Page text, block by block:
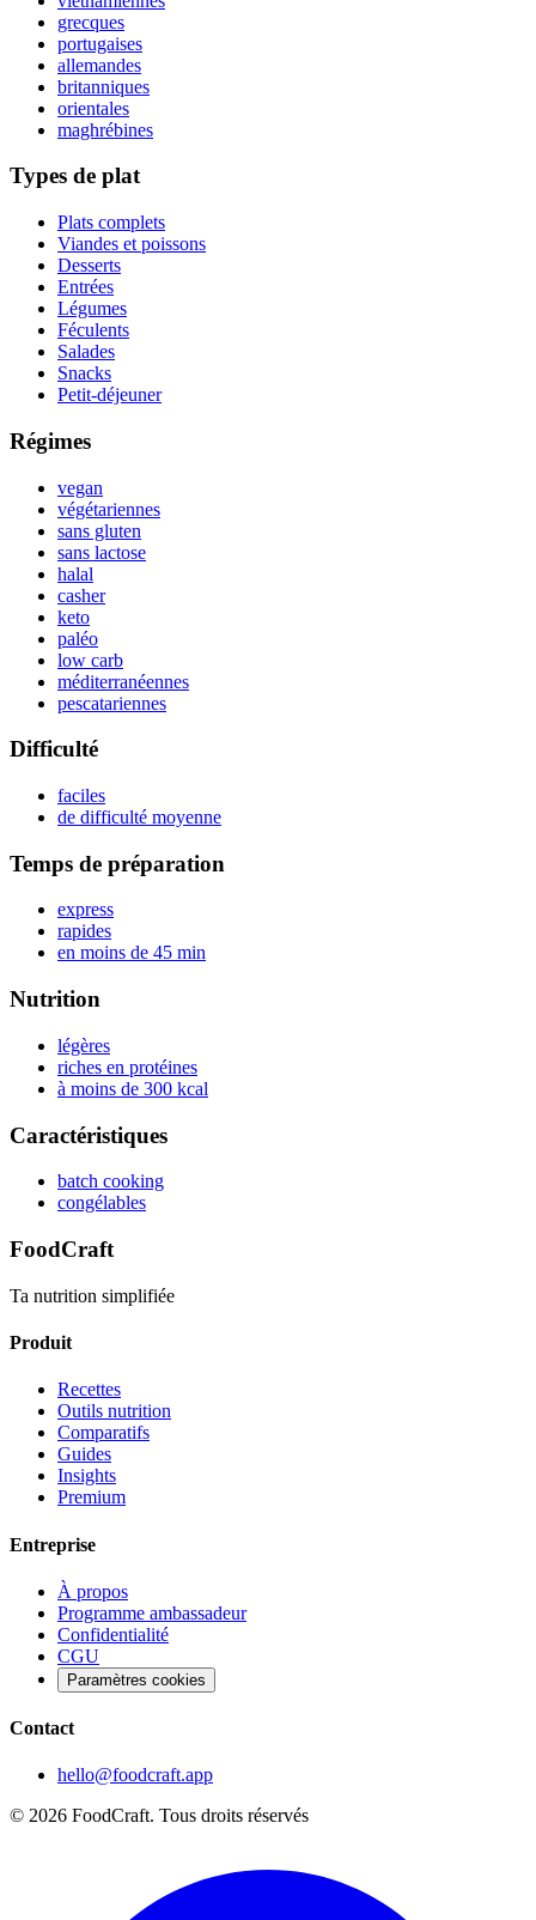
grecques
portugaises
allemandes
britanniques
orientales
maghrébines
Types de plat
Plats complets
Viandes et poissons
Desserts
Entrées
Légumes
Féculents
Salades
Snacks
Petit-déjeuner
Régimes
vegan
végétariennes
sans gluten
sans lactose
halal
casher
keto
paléo
low carb
méditerranéennes
pescatariennes
Difficulté
faciles
de difficulté moyenne
Temps de préparation
express
rapides
en moins de 45 min
Nutrition
légères
riches en protéines
à moins de 300 kcal
Caractéristiques
batch cooking
congélables
FoodCraft
Ta nutrition simplifiée
Produit
Recettes
Outils nutrition
Comparatifs
Guides
Insights
Premium
Entreprise
À propos
Programme ambassadeur
Confidentialité
CGU
Paramètres cookies
Contact
hello@foodcraft.app
© 2026 FoodCraft. Tous droits réservés